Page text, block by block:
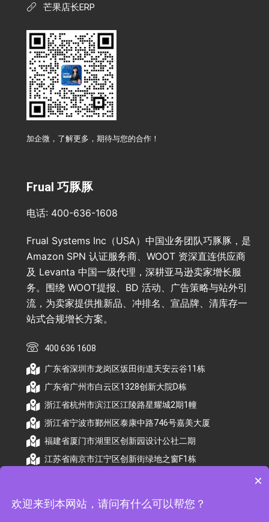
芒果店长ERP
加企微，了解更多，期待与您的合作！
Frual 巧豚豚
电话: 400-636-1608
Frual Systems Inc（USA）中国业务团队巧豚豚，是
Amazon SPN 认证服务商、WOOT 资深直连供应商
及 Levanta 中国一级代理，深耕亚马逊卖家增长服
务。围绕 WOOT提报、BD 活动、广告策略与站外引
流，为卖家提供推新品、冲排名、宣品牌、清库存一
站式合规增长方案。
400 636 1608
广东省深圳市龙岗区坂田街道天安云谷11栋
广东省广州市白云区1328创新大院D栋
浙江省杭州市滨江区江陵路星耀城2期1幢
浙江省宁波市鄞州区泰康中路746号嘉美大厦
福建省厦门市湖里区创新园设计公社二期
江苏省南京市江宁区创新街绿地之窗F1栋
×
欢迎来到本网站，请问有什么可以帮您？